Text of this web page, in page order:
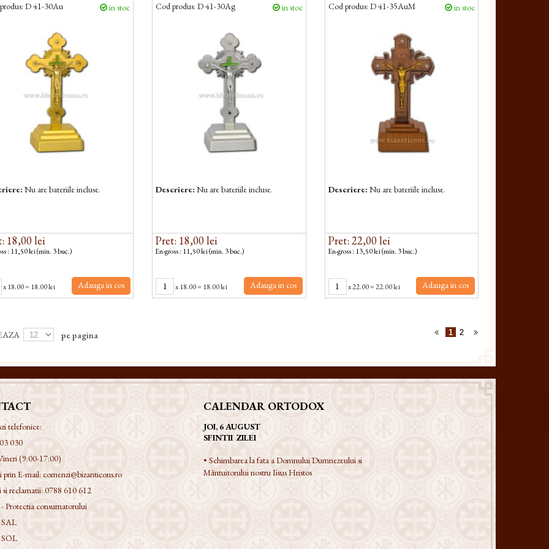
D 41-30Au in stoc
Nu are bateriile incluse.
18,00 lei
: 11,50 lei (min. 3 buc.)
x18.00= 18.00 lei Adauga in cos
Cod produs: D 41-30Ag in stoc
Descriere:Nu are bateriile incluse.
Pret: 18,00 lei
En-gross : 11,50 lei (min. 3 buc.)
x18.00= 18.00 lei Adauga in cos
Cod produs: D 41-35AuM in stoc
Descriere: Nu are bateriile incluse.
Pret: 22,00 lei
En-gross : 13,50 lei (min. 3 buc.)
x22.00=22.00 lei Adauga in cos
pe pagina 1 2
telefonice:
030
(9:00-17:00)
prin E-mail: comenzi@bizanticons.ro
si reclamatii: 0788 610 612
Protectia consumatorului
CALENDAR ORTODOX
JOI, 6 AUGUST
SFINTII ZILEI
• Schimbarea la fata a Domnului Dumnezeului si
Mântuitorului nostru Iisus Hristos